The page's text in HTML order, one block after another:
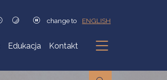
change to ENGLISH
Edukacja Kontakt
Podmenu